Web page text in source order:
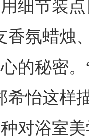
细节装
氛蜡烛
的秘密
希怡这样
对浴室